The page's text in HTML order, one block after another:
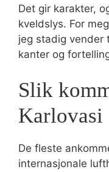
Det gir karakter,
kveldslys. For
jeg stadig vender
kanter og
Slik
Karlovasi
De fleste
internasjonale